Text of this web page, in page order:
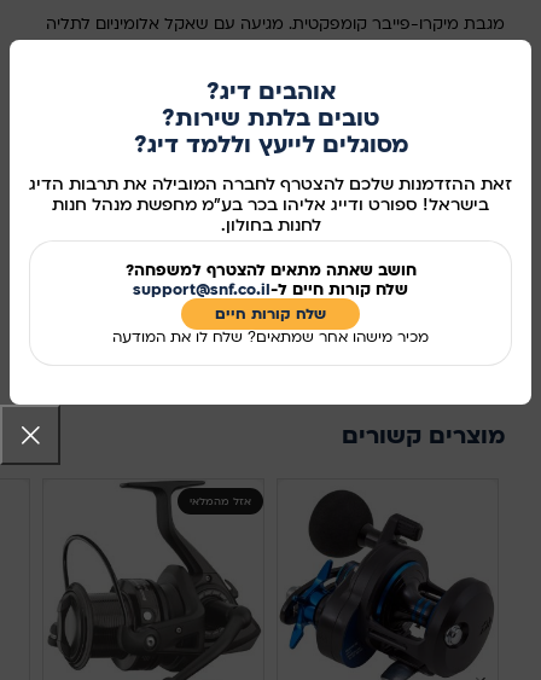
אוהבים דיג?
טובים בלתת שירות?
מסוגלים לייעץ וללמד דיג?
זאת ההזדמנות שלכם להצטרף לחברה המובילה את תרבות הדיג
בישראל! ספורט ודייג אליהו בכר בע"מ מחפשת מנהל חנות
לחנות בחולון.
חושב שאתה מתאים להצטרף למשפחה?
שלח קורות חיים ל-support@snf.co.il
שלח קורות חיים​
מכיר מישהו אחר שמתאים? שלח לו את המודעה
מגבת מיקרו-פייבר קומפקטית. מגיעה עם שאקל אלומיניום לתליה
הוספה לסל
קנו עכשיו
מק"ט:
מוצרים קשורים
אזל מהמלאי